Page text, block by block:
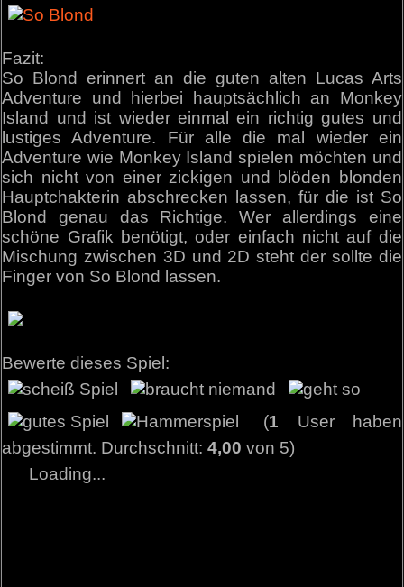
Fazit:
So Blond erinnert an die guten alten Lucas Arts
Adventure und hierbei hauptsächlich an Monkey
Island und ist wieder einmal ein richtig gutes und
lustiges Adventure. Für alle die mal wieder ein
Adventure wie Monkey Island spielen möchten und
sich nicht von einer zickigen und blöden blonden
Hauptchakterin abschrecken lassen, für die ist So
Blond genau das Richtige. Wer allerdings eine
schöne Grafik benötigt, oder einfach nicht auf die
Mischung zwischen 3D und 2D steht der sollte die
Finger von So Blond lassen.
Bewerte dieses Spiel:
(1 User haben
abgestimmt. Durchschnitt:4,00 von 5)
Loading...